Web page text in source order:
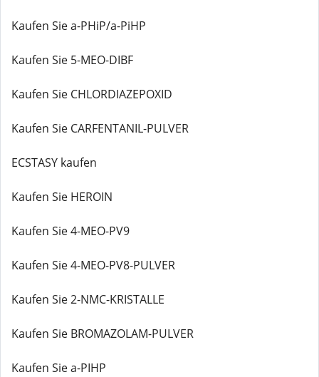
Kaufen Sie a-PHiP/a-PiHP
Kaufen Sie 5-MEO-DIBF
Kaufen Sie CHLORDIAZEPOXID
Kaufen Sie CARFENTANIL-PULVER
ECSTASY kaufen
Kaufen Sie HEROIN
Kaufen Sie 4-MEO-PV9
Kaufen Sie 4-MEO-PV8-PULVER
Kaufen Sie 2-NMC-KRISTALLE
Kaufen Sie BROMAZOLAM-PULVER
Kaufen Sie a-PIHP